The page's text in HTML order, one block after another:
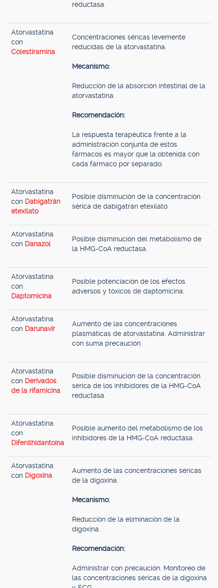
reductasa.
Atorvastatina
con
Colestiramina
Concentraciones séricas levemente
reducidas de la atorvastatina.
Mecanismo:
Reducción de la absorción intestinal de la
atorvastatina.
Recomendación:
La respuesta terapéutica frente a la
administración conjunta de estos
fármacos es mayor que la obtenida con
cada fármaco por separado.
Atorvastatina
con Dabigatrán
etexilato
Posible disminución de la concentración
sérica de dabigatrán etexilato.
Atorvastatina
con Danazol
Posible disminución del metabolismo de
la HMG-CoA reductasa.
Atorvastatina
con
Daptomicina
Posible potenciación de los efectos
adversos y tóxicos de daptomicina.
Atorvastatina
con Darunavir
Aumento de las concentraciones
plasmáticas de atorvastatina. Administrar
con suma precaución.
Atorvastatina
con Derivados
de la rifamicina
Posible disminución de la concentración
sérica de los inhibidores de la HMG-CoA
reductasa.
Atorvastatina
con
Difenilhidantoína
Posible aumento del metabolismo de los
inhibidores de la HMG-CoA reductasa.
Atorvastatina
con Digoxina
Aumento de las concentraciones séricas
de la digoxina.
Mecanismo:
Reducción de la eliminación de la
digoxina.
Recomendación:
Administrar con precaución. Monitoreo de
las concentraciones séricas de la digoxina